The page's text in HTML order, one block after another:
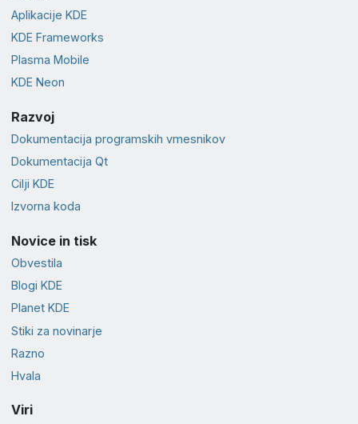
Aplikacije KDE
KDE Frameworks
Plasma Mobile
KDE Neon
Razvoj
Dokumentacija programskih vmesnikov
Dokumentacija Qt
Cilji KDE
Izvorna koda
Novice in tisk
Obvestila
Blogi KDE
Planet KDE
Stiki za novinarje
Razno
Hvala
Viri